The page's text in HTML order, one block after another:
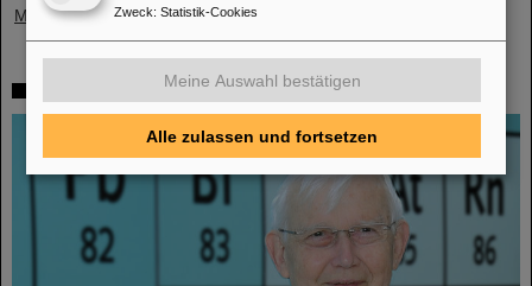
Mehr »
Trauer um Gottfried Münzenberg
Zweck: Statistik-Cookies
Meine Auswahl bestätigen
Alle zulassen und fortsetzen